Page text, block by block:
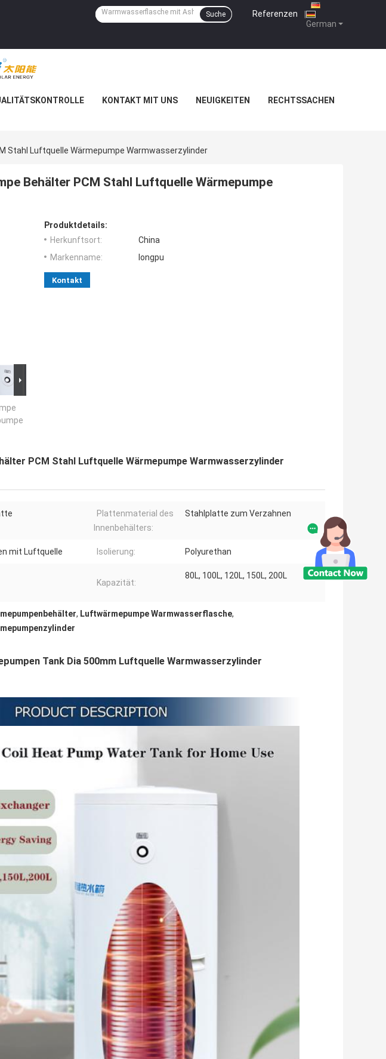
German
Referenzen |
Suche
KONTAKT MIT UNS NEUIGKEITEN RECHTSSACHEN
Stahl Luftquelle Wärmepumpe Warmwasserzylinder
Behälter PCM Stahl Luftquelle Wärmepumpe
Produktdetails:
Herkunftsort:
China
Markenname:
longpu
Kontakt
PCM Stahl Luftquelle Wärmepumpe Warmwasserzylinder
Plattenmaterial des
Innenbehälters:
Stahlplatte zum Verzahnen
mit Luftquelle Isolierung: Polyurethan
Kapazität:
80L, 100L, 120L, 150L, 200L
, Luftwärmepumpe Warmwasserflasche,
Tank Dia 500mm Luftquelle Warmwasserzylinder